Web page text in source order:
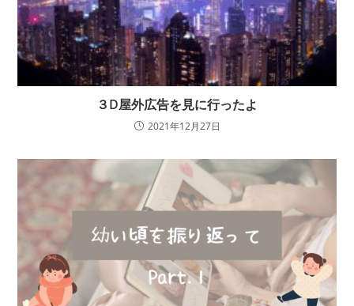
３D屋外広告を見に行ったよ
2021年12月27日